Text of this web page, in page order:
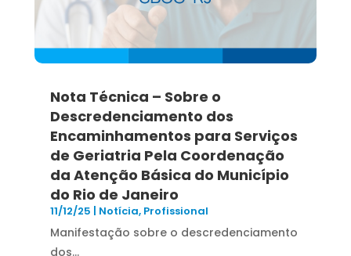
Nota Técnica – Sobre o
Descredenciamento dos
Encaminhamentos para Serviços
de Geriatria Pela Coordenação
da Atenção Básica do Município
do Rio de Janeiro
11/12/25 Notícia, Profissional
Manifestação sobre o descredenciamento
dos...